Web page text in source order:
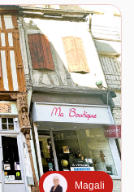
Magali